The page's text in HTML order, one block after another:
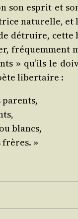
son esprit et
natu­relle, et
détruire, cette
fré­quem­ment
» qu’ils le
libertaire :
parents,
blancs,
frères. »